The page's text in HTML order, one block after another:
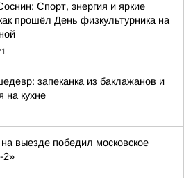
Спорт, энергия и яркие
прошёл День физкультурника на
запеканка из баклажанов и
на кухне
выезде победил московское
2»